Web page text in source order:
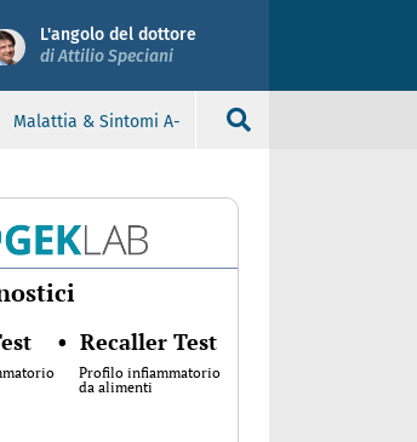
L'angolo del dottore
di Attilio Speciani
Malattia & Sintomi A-
• Recaller Test
Profilo infiammatorio
da alimenti